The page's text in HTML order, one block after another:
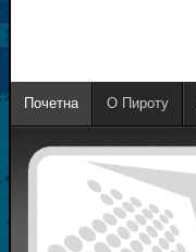
Почетна О Пироту